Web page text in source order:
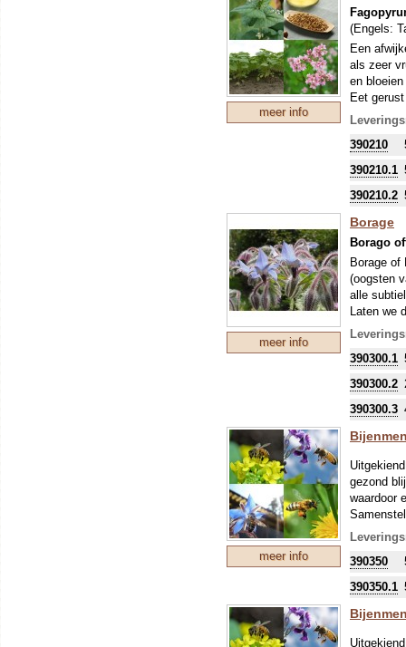
meer info
(Engels:
Een
als zeer
en
Eet
dit een
zaad
390210
390210.1
390210.2
meer info
Borage
Borago
Borage
(oogsten
alle
Laten we
De
600
390300.1
390300.2
390300.3
meer info
gezond
waardoor
Borage,
390350
390350.1